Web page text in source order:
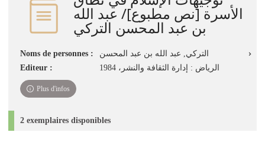
الأسرة [نص مطبوع]/ عبد الله
بن عبد المحسن التركي
Noms de personnes :
التركي, عبد الله بن عبد المحسن
Editeur :
الرياض : إدارة الثقافة والنشر، 1984
Plus d'infos
2 exemplaires disponibles